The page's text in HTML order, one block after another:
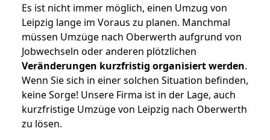
Es ist nicht immer möglich, einen Umzug von
Leipzig lange im Voraus zu planen. Manchmal
müssen Umzüge nach Oberwerth aufgrund von
Jobwechseln oder anderen plötzlichen
Veränderungen kurzfristig organisiert werden.
Wenn Sie sich in einer solchen Situation befinden,
keine Sorge! Unsere Firma ist in der Lage, auch
kurzfristige Umzüge von Leipzig nach Oberwerth
zu lösen.